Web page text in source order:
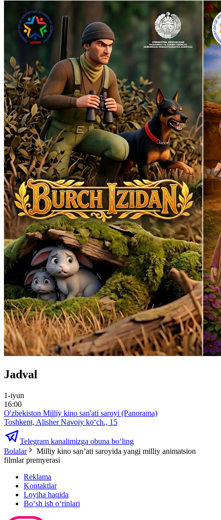
Jadval
1-iyun
16:00
O'zbekiston Milliy kino san'ati saroyi (Panorama)
Toshkent, Alisher Navoiy ko‘ch., 15
Telegram kanalimizga obuna bo‘ling
Bolalar
Milliy kino san’ati saroyida yangi milliy animatsion
filmlar premyerasi
Reklama
Kontaktlar
Loyiha haqida
Bo‘sh ish o‘rinlari